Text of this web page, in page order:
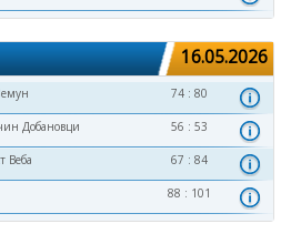
16.05.2026
74 : 80
Добановци 56 : 53
Веба 67 : 84
88 : 101